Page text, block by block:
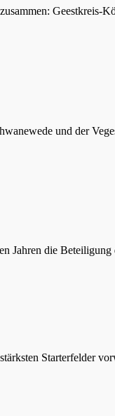
Geestkreis-
und der
Jahren die
Starterfelder